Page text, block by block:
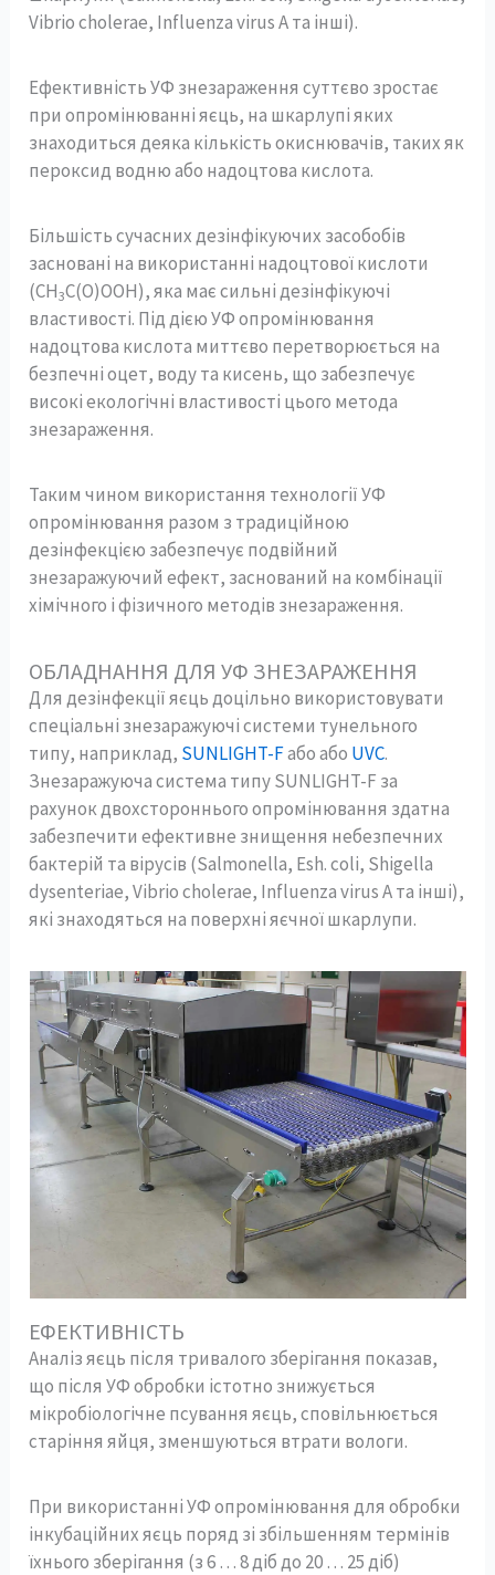
Vibrio cholerae, Influenza virus A та інші).
Ефективність УФ знезараження суттєво зростає
при опромінюванні яєць, на шкарлупі яких
знаходиться деяка кількість окиснювачів, таких як
пероксид водню або надоцтова кислота.
Більшість сучасних дезінфікуючих засобобів
засновані на використанні надоцтової кислоти
(CH3C(O)OOH), яка має сильні дезінфікуючі
властивості. Під дією УФ опромінювання
надоцтова кислота миттєво перетворюється на
безпечні оцет, воду та кисень, що забезпечує
високі екологічні властивості цього метода
знезараження.
Таким чином використання технології УФ
опромінювання разом з традиційною
дезінфекцією забезпечує подвійний
знезаражуючий ефект, заснований на комбінації
хімічного і фізичного методів знезараження.
ОБЛАДНАННЯ ДЛЯ УФ ЗНЕЗАРАЖЕННЯ
Для дезінфекції яєць доцільно використовувати
спеціальні знезаражуючі системи тунельного
типу, наприклад, SUNLIGHT-Fабо або UVC.
Знезаражуюча система типу SUNLIGHT-F за
рахунок двохстороннього опромінювання здатна
забезпечити ефективне знищення небезпечних
бактерій та вірусів (Salmonella, Esh. coli, Shigella
dysenteriae, Vibrio cholerae, Influenza virus A та інші),
які знаходяться на поверхні яєчної шкарлупи.
ЕФЕКТИВНІСТЬ
Аналіз яєць після тривалого зберігання показав,
що після УФ обробки істотно знижується
мікробіологічне псування яєць, сповільнюється
старіння яйця, зменшуються втрати вологи.
При використанні УФ опромінювання для обробки
інкубаційних яєць поряд зі збільшенням термінів
їхнього зберігання (з 6 … 8 діб до 20 … 25 діб)